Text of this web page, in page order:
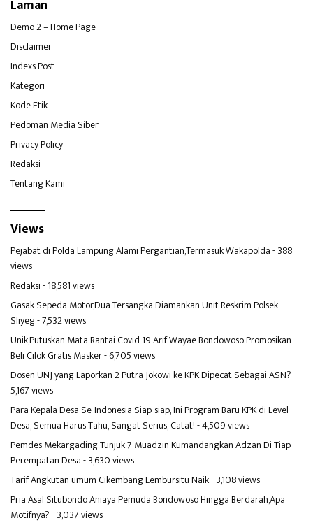
Laman
Demo 2 – Home Page
Disclaimer
Indexs Post
Kategori
Kode Etik
Pedoman Media Siber
Privacy Policy
Redaksi
Tentang Kami
Views
Pejabat di Polda Lampung Alami Pergantian,Termasuk Wakapolda- 388
views
Redaksi- 18,581 views
Gasak Sepeda Motor,Dua Tersangka Diamankan Unit Reskrim Polsek
Sliyeg- 7,532 views
Unik,Putuskan Mata Rantai Covid 19 Arif Wayae Bondowoso Promosikan
Beli Cilok Gratis Masker- 6,705 views
Dosen UNJ yang Laporkan 2 Putra Jokowi ke KPK Dipecat Sebagai ASN?-
5,167 views
Para Kepala Desa Se-Indonesia Siap-siap, Ini Program Baru KPK di Level
Desa, Semua Harus Tahu, Sangat Serius, Catat!- 4,509 views
Pemdes Mekargading Tunjuk 7 Muadzin Kumandangkan Adzan Di Tiap
Perempatan Desa- 3,630 views
Tarif Angkutan umum Cikembang Lembursitu Naik- 3,108 views
Pria Asal Situbondo Aniaya Pemuda Bondowoso Hingga Berdarah,Apa
Motifnya?- 3,037 views